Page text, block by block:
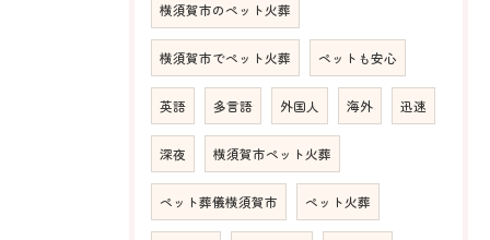
横須賀市のペット火葬
横須賀市でペット火葬 ペットも安心
英語 多言語 外国人 海外 迅速
深夜 横須賀市ペット火葬
ペット葬儀横須賀市 ペット火葬